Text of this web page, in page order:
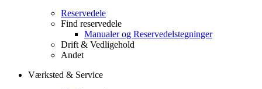
Reservedele
Find reservedele
Manualer og Reservedelstegninger
Drift & Vedligehold
Andet
Værksted & Service